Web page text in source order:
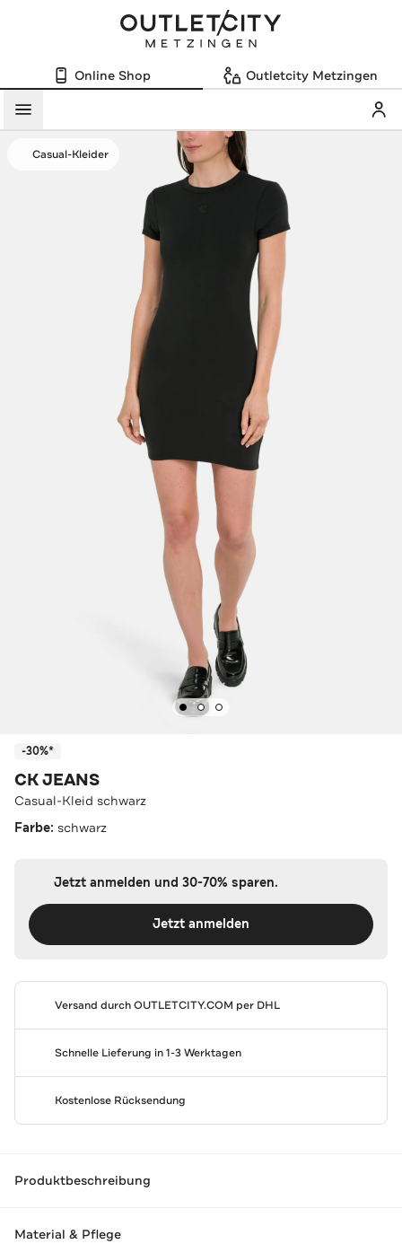
Online Shop Outletcity Metzingen
Menü
Casual-Kleider
-30%*
CK JEANS
Casual-Kleid schwarz
Farbe: schwarz
Jetzt anmelden und 30-70% sparen.
Jetzt anmelden
Versand durchOUTLETCITY.COM per DHL
Schnelle Lieferung in 1-3 Werktagen
Kostenlose Rücksendung
Produktbeschreibung
Material & Pflege